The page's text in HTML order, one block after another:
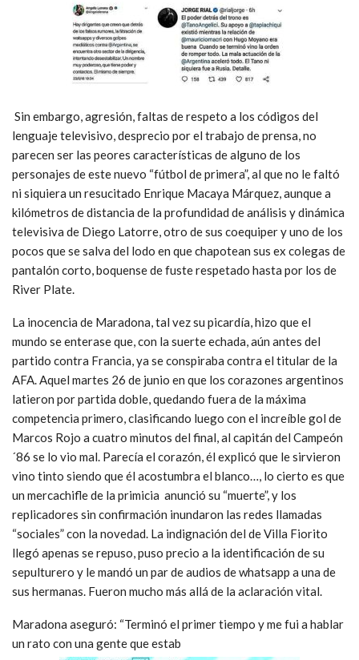
Sin embargo, agresión, faltas de respeto a los códigos del
lenguaje televisivo, desprecio por el trabajo de prensa, no
parecen ser las peores características de alguno de los
personajes de este nuevo “fútbol de primera”, al que no le faltó
ni siquiera un resucitado Enrique Macaya Márquez, aunque a
kilómetros de distancia de la profundidad de análisis y dinámica
televisiva de Diego Latorre, otro de sus coequiper y uno de los
pocos que se salva del lodo en que chapotean sus ex colegas de
pantalón corto, boquense de fuste respetado hasta por los de
River Plate.
La inocencia de Maradona, tal vez su picardía, hizo que el
mundo se enterase que, con la suerte echada, aún antes del
partido contra Francia, ya se conspiraba contra el titular de la
AFA. Aquel martes 26 de junio en que los corazones argentinos
latieron por partida doble, quedando fuera de la máxima
competencia primero, clasificando luego con el increíble gol de
Marcos Rojo a cuatro minutos del final, al capitán del Campeón
´86 se lo vio mal. Parecía el corazón, él explicó que le sirvieron
vino tinto siendo que él acostumbra el blanco…, lo cierto es que
un mercachifle de la primicia anunció su “muerte”, y los
replicadores sin confirmación inundaron las redes llamadas
“sociales” con la novedad. La indignación del de Villa Fiorito
llegó apenas se repuso, puso precio a la identificación de su
sepulturero y le mandó un par de audios de whatsapp a una de
sus hermanas. Fueron mucho más allá de la aclaración vital.
Maradona aseguró: “Terminó el primer tiempo y me fui a hablar
un rato con una gente que estab